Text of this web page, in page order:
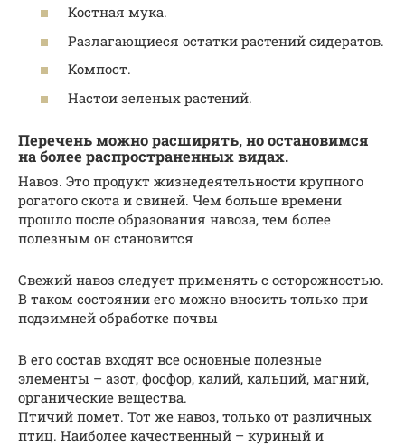
Костная мука.
Разлагающиеся остатки растений сидератов.
Компост.
Настои зеленых растений.
Перечень можно расширять, но остановимся
на более распространенных видах.
Навоз. Это продукт жизнедеятельности крупного
рогатого скота и свиней. Чем больше времени
прошло после образования навоза, тем более
полезным он становится
Свежий навоз следует применять с осторожностью.
В таком состоянии его можно вносить только при
подзимней обработке почвы
В его состав входят все основные полезные
элементы – азот, фосфор, калий, кальций, магний,
органические вещества.
Птичий помет. Тот же навоз, только от различных
птиц. Наиболее качественный – куриный и